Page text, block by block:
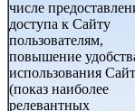
числе
доступа к Сайту
пользователям,
повышение
использования
(показ наиболее
релевантных